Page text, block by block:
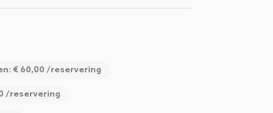
€ 60,00 /reservering
/reservering